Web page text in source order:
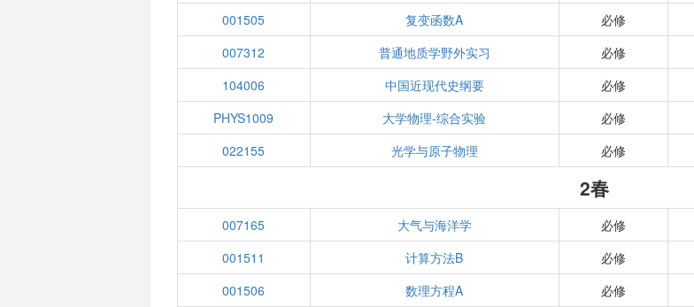
001505
复变函数A 必修
007312
普通地质学野外实习 必修
104006
中国近现代史纲要 必修
PHYS1009
大学物理-综合实验 必修
022155
光学与原子物理 必修
2春
007165 大气与海洋学 必修
001511
计算方法B 必修
001506
数理方程A 必修